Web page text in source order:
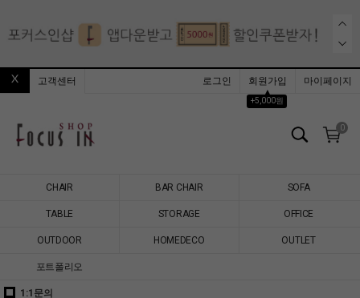
고객센터 로그인
회원가입
▲
+5,000원
마이페이지
0
CHAIR BAR CHAIR SOFA
TABLE STORAGE OFFICE
OUTDOOR HOMEDECO OUTLET
포트폴리오
1:1문의